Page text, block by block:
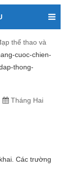
thể thao và
cuoc-chien-
thong-
Tháng Hai
Các trường